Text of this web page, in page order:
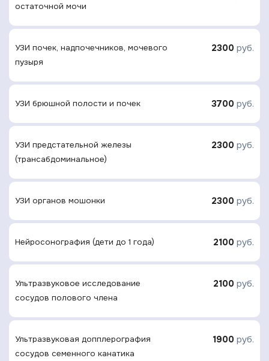
остаточной мочи
УЗИ почек, надпочечников, мочевого
пузыря
2300 руб.
УЗИ брюшной полости и почек 3700 руб.
УЗИ предстательной железы
(трансабдоминальное)
2300 руб.
УЗИ органов мошонки 2300 руб.
Нейросонография (дети до 1 года) 2100 руб.
Ультразвуковое исследование
сосудов полового члена
2100 руб.
Ультразвуковая допплерография
сосудов семенного канатика
1900 руб.